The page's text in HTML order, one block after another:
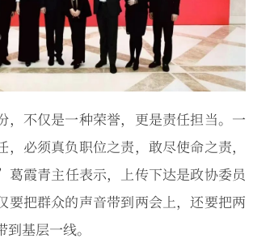
，不仅是一种荣誉，更是责任担当。一
，必须真负职位之责，敢尽使命之责，
霞青主任表示，上传下达是政协委员
要把群众的声音带到两会上，还要把两
基层一线。